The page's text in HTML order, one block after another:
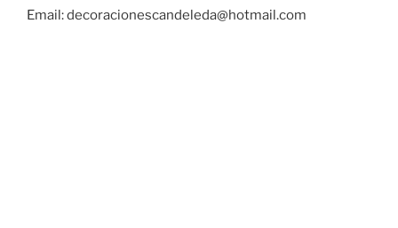
Email: decoracionescandeleda@hotmail.com